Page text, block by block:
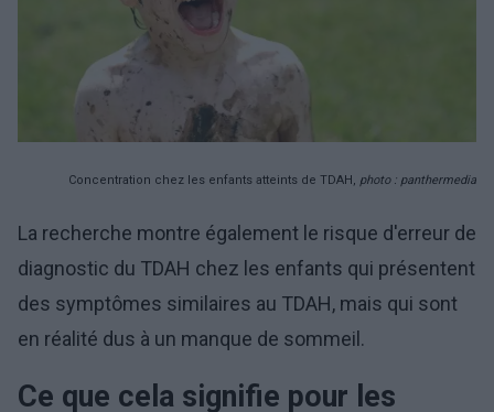
Concentration chez les enfants atteints de TDAH, photo : panthermedia
La recherche montre également le risque d'erreur de
diagnostic du TDAH chez les enfants qui présentent
des symptômes similaires au TDAH, mais qui sont
en réalité dus à un manque de sommeil.
Ce que cela signifie pour les